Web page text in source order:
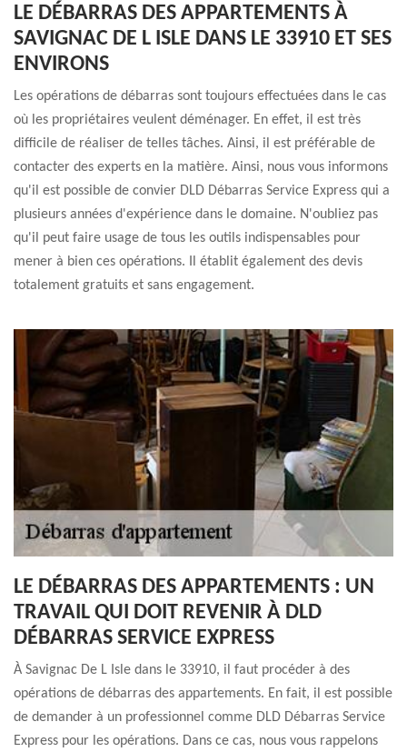
LE DÉBARRAS DES APPARTEMENTS À
SAVIGNAC DE L ISLE DANS LE 33910 ET SES
ENVIRONS
Les opérations de débarras sont toujours effectuées dans le cas
où les propriétaires veulent déménager. En effet, il est très
difficile de réaliser de telles tâches. Ainsi, il est préférable de
contacter des experts en la matière. Ainsi, nous vous informons
qu'il est possible de convier DLD Débarras Service Express qui a
plusieurs années d'expérience dans le domaine. N'oubliez pas
qu'il peut faire usage de tous les outils indispensables pour
mener à bien ces opérations. Il établit également des devis
totalement gratuits et sans engagement.
LE DÉBARRAS DES APPARTEMENTS : UN
TRAVAIL QUI DOIT REVENIR À DLD
DÉBARRAS SERVICE EXPRESS
À Savignac De L Isle dans le 33910, il faut procéder à des
opérations de débarras des appartements. En fait, il est possible
de demander à un professionnel comme DLD Débarras Service
Express pour les opérations. Dans ce cas, nous vous rappelons